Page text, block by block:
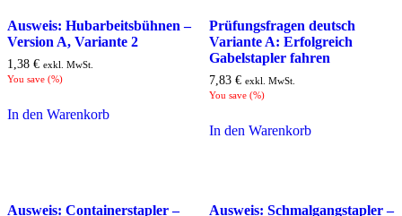
Ausweis: Hubarbeitsbühnen –
Version A, Variante 2
1,38 € exkl. MwSt.
You save (%)
In den Warenkorb
Prüfungsfragen deutsch
Variante A: Erfolgreich
Gabelstapler fahren
7,83 € exkl. MwSt.
You save (%)
In den Warenkorb
Ausweis: Containerstapler –
Ausweis: Schmalgangstapler –